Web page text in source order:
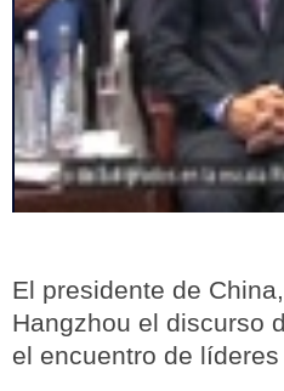
El presidente de
Hangzhou el discurso
el encuentro de